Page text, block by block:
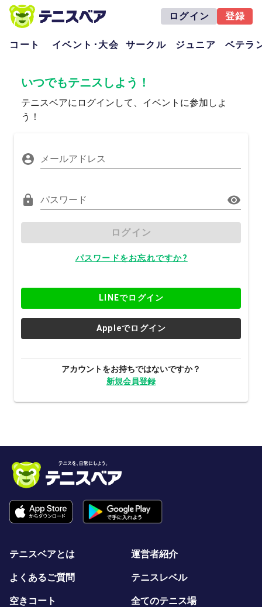
ログイン 登録
コート イベント･大会 サークル ジュニア ベテラ
いつでもテニスしよう！
テニスベアにログインして、イベントに参加しよ
う！
メールアドレス
パスワード
ログイン
パスワードをお忘れですか?
LINEでログイン
Appleでログイン
アカウントをお持ちではないですか？
新規会員登録
テニスベアとは 運営者紹介
よくあるご質問 テニスレベル
空きコート 全てのテニス場